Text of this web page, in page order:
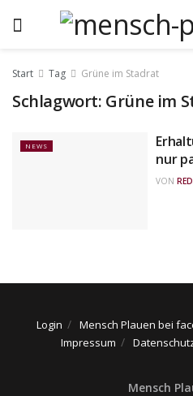
Start Tag Grüne im Stadrat
Schlagwort: Grüne im
NEWS
nur
VON
Login Mensch Plauen bei
Impressum
Mensch